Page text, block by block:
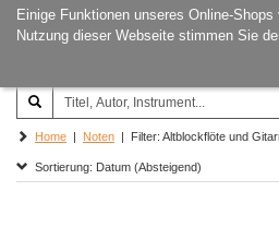
Einige Funktionen unseres Online-
Nutzung dieser Webseite stimmen Sie
Joachim‐Trekel‐Musikverlag,
Hamburg
Home | Noten | Filter: Altblockflöte und
Sortierung: Datum (Absteigend)